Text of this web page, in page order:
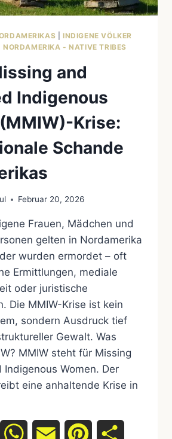
|INDIGENE VÖLKER
NORDAMERIKA - NATIVE TRIBES
and
Indigenous
Krise:
Schande
Februar 20, 2026
Frauen, Mädchen und
gelten in Nordamerika
wurden ermordet – oft
Ermittlungen, mediale
oder juristische
Die MMIW-Krise ist kein
sondern Ausdruck tief
Gewalt. Was
MMIW steht für Missing
Women. Der
eine anhaltende Krise in
WhatsAppEmail Pinterest